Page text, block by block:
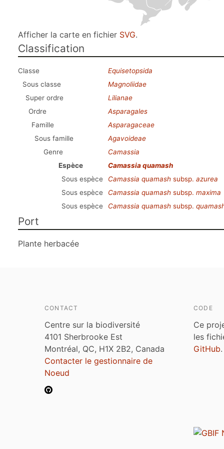
Afficher la carte en fichier SVG.
Classification
Classe
Equisetopsida
Sous classe
Magnoliidae
Super ordre
Lilianae
Ordre
Asparagales
Famille
Asparagaceae
Sous famille
Agavoideae
Genre
Camassia
Espèce
Camassia quamash
Sous espèce
Camassia quamash subsp. azurea
Sous espèce
Camassia quamash subsp. maxima
Sous espèce
Camassia quamash subsp.
Port
Plante herbacée
CONTACT
Centre sur la biodiversité
4101 Sherbrooke Est
Montréal, QC, H1X 2B2, Canada
Contacter le gestionnaire de
Noeud
CODE
Ce
les
GitHub.